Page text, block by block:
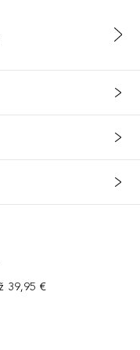
39,95 €